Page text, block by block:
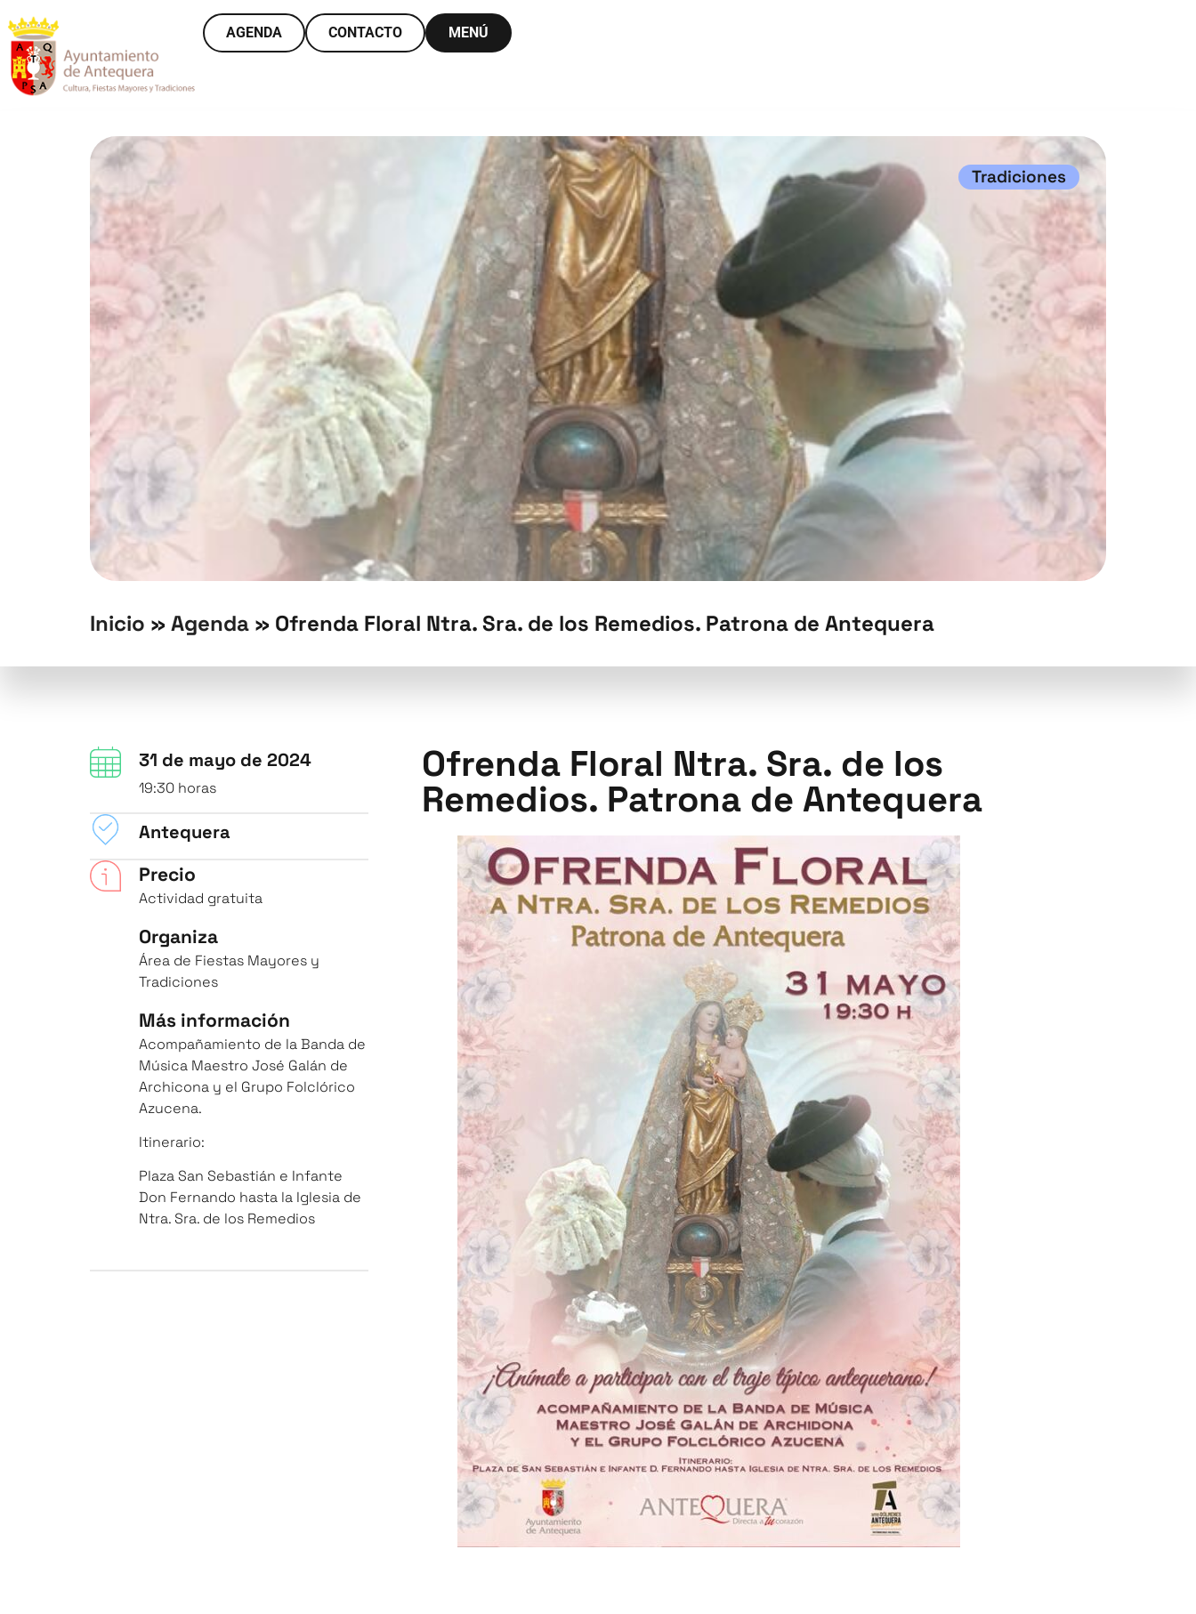
AGENDA CONTACTO MENÚ
Tradiciones
Inicio » Agenda» Ofrenda Floral Ntra. Sra. de los Remedios. Patrona de Antequera
31 de mayo de 2024
19:30 horas
Antequera
Precio
Actividad gratuita
Organiza
Área de Fiestas Mayores y
Tradiciones
Más información
Acompañamiento de la Banda de
Música Maestro José Galán de
Archicona y el Grupo Folclórico
Azucena.
Itinerario:
Plaza San Sebastián e Infante
Don Fernando hasta la Iglesia de
Ntra. Sra. de los Remedios
Ofrenda Floral Ntra. Sra. de los
Remedios. Patrona de Antequera